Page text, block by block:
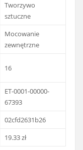
Tworzywo
sztuczne
Mocowanie
zewnętrzne
16
ET-0001-00000-
67393
02cfd2631b26
19.33 zł